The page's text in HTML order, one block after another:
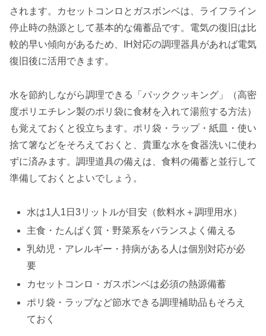
されます。カセットコンロとガスボンベは、ライフライン
停止時の熱源として基本的な備蓄品です。電気の復旧は比
較的早い傾向があるため、IH対応の調理器具があれば電気
復旧後に活用できます。
水を節約しながら調理できる「パッククッキング」（高密
度ポリエチレン製のポリ袋に食材を入れて湯煎する方法）
も覚えておくと役立ちます。ポリ袋・ラップ・紙皿・使い
捨て箸などをそろえておくと、貴重な水を食器洗いに使わ
ずに済みます。調理道具の備えは、食料の備蓄と並行して
準備しておくとよいでしょう。
水は1人1日3リットルが目安（飲料水＋調理用水）
主食・たんぱく質・野菜系をバランスよく備える
乳幼児・アレルギー・持病がある人は個別対応が必
要
カセットコンロ・ガスボンベは必須の熱源備蓄
ポリ袋・ラップなど節水できる調理補助品もそろえ
ておく